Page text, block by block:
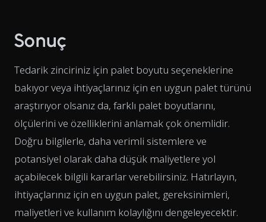
Sonuç
Tedarik zinciriniz için palet boyutu seçeneklerine
bakıyor veya ihtiyaçlarınız için en uygun palet türünü
araştırıyor olsanız da, farklı palet boyutlarını,
ölçülerini ve özelliklerini anlamak çok önemlidir.
Doğru bilgilerle, daha verimli sistemlere ve
potansiyel olarak daha düşük maliyetlere yol
açabilecek bilgili kararlar verebilirsiniz. Hatırlayın,
ihtiyaçlarınız için en uygun palet, gereksinimleri,
maliyetleri ve kullanım kolaylığını dengeleyecektir.